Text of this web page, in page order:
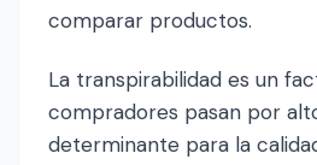
comparar productos.
La transpirabilidad es un
compradores pasan por
determinante para la